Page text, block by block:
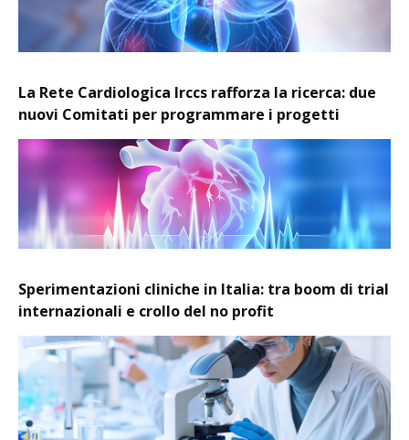
La Rete Cardiologica Irccs rafforza la ricerca: due
nuovi Comitati per programmare i progetti
Sperimentazioni cliniche in Italia: tra boom di trial
internazionali e crollo del no profit